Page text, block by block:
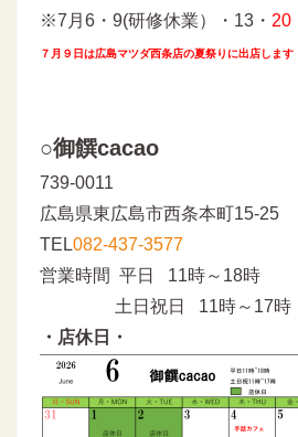
※7月6・9(研修休業）・13・ 20
７月９日は広島マツダ西条店の夏祭りに出店します
○御饌cacao
739-0011
広島県東広島市西条本町15-25
TEL082-437-3577
営業時間 平日 11時～18時
土日祝日 11時～17時
・店休日・